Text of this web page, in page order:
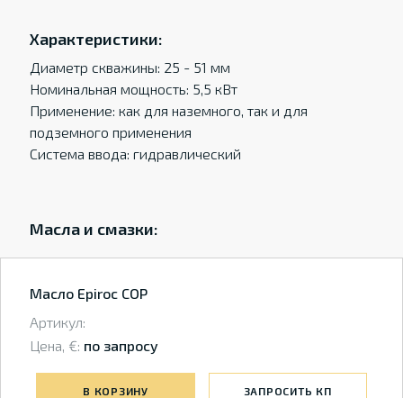
Характеристики:
Диаметр скважины: 25 - 51 мм
Номинальная мощность: 5,5 кВт
Применение: как для наземного, так и для
подземного применения
Система ввода: гидравлический
Масла и смазки:
Масло Epiroc COP
Артикул:
Цена, €: по запросу
В КОРЗИНУ ЗАПРОСИТЬ КП